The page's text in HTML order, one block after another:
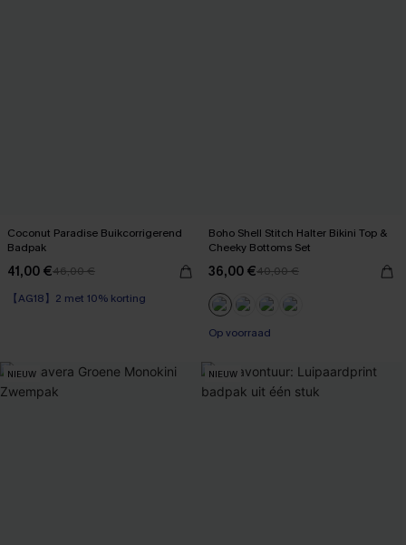
Coconut Paradise Buikcorrigerend
Badpak
41,00 €46,00 €
【AG18】2 met 10% korting
Op voorraad
Boho Shell Stitch Halter Bikini Top &
Cheeky Bottoms Set
36,00 €40,00 €
Op voorraad
NIEUW NIEUW